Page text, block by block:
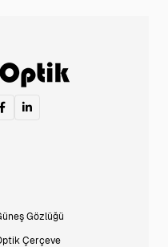
Gözlüğü
Çerçeve